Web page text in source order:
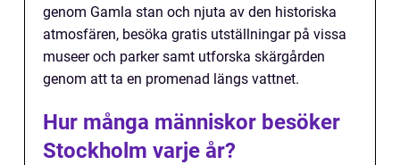
genom Gamla stan och njuta av den historiska
atmosfären, besöka gratis utställningar på vissa
museer och parker samt utforska skärgården
genom att ta en promenad längs vattnet.
Hur många människor besöker
Stockholm varje år?